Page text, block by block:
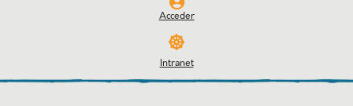
Acceder
Intranet